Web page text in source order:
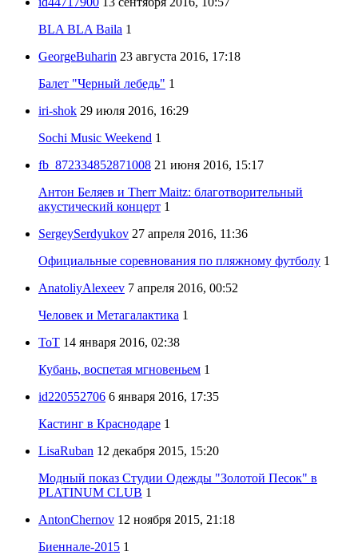
BLA BLA Baila 1
GeorgeBuharin 23 августа 2016, 17:18
Балет "Черный лебедь" 1
iri-shok 29 июля 2016, 16:29
Sochi Music Weekend 1
fb_872334852871008 21 июня 2016, 15:17
Антон Беляев и Therr Maitz: благотворительный
акустический концерт 1
SergeySerdyukov 27 апреля 2016, 11:36
Официальные соревнования по пляжному футболу 1
AnatoliyAlexeev 7 апреля 2016, 00:52
Человек и Метагалактика 1
ToT 14 января 2016, 02:38
Кубань, воспетая мгновеньем 1
id220552706 6 января 2016, 17:35
Кастинг в Краснодаре 1
LisaRuban 12 декабря 2015, 15:20
Модный показ Студии Одежды "Золотой Песок" в
PLATINUM CLUB 1
AntonChernov 12 ноября 2015, 21:18
Биеннале-2015 1